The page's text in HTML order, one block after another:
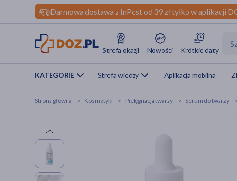
Darmowa dostawa z InPost od 39 zł tylko w aplikacji
Strefa okazji Nowości Krótkie daty
KATEGORIE Strefa wiedzy Aplikacja mobilna
Strona główna Kosmetyki Pielęgnacja twarzy Serum do twarzy